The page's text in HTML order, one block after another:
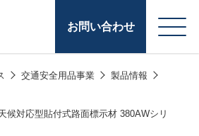
お問い合わせ
社
石油製品販売
交通安全用品事業
製品情報
対応型貼付式路面標示材 380AWシリ